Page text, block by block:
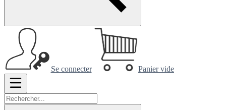
Se connecter Panier vide